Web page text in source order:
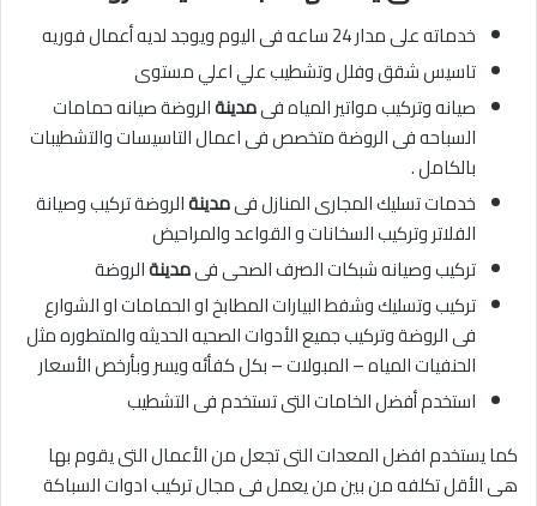
خدماته على مدار 24 ساعه فى اليوم ويوجد لديه أعمال فوريه
تاسيس شقق وفلل وتشطيب علي اعلي مستوى
صيانه وتركيب مواتير المياه فىمدينةالروضة صيانه حمامات
السباحه فى الروضة متخصص فى اعمال التاسيسات والتشطيبات
بالكامل .
خدمات تسليك المجارى المنازل فىمدينةالروضة تركيب وصيانة
الفلاتر وتركيب السخانات و القواعد والمراحيض
تركيب وصيانه شبكات الصرف الصحى فىمدينةالروضة
تركيب وتسليك وشفط البيارات المطابخ او الحمامات او الشوارع
فى الروضة وتركيب جميع الأدوات الصحيه الحديثه والمتطوره مثل
الحنفيات المياه – المبولات – بكل كفأئه ويسر وبأرخص الأسعار
استخدم أفضل الخامات التى تستخدم فى التشطيب
كما يستخدم افضل المعدات التى تجعل من الأعمال التى يقوم بها
هى الأقل تكلفه من بين من يعمل فى مجال تركيب ادوات السباكة